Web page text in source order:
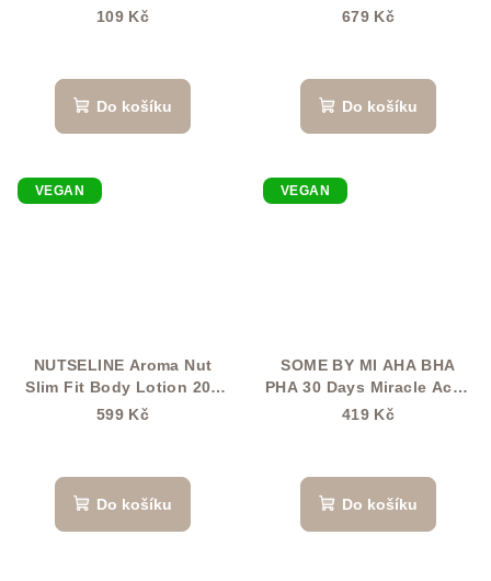
Butter
109 Kč
Do košíku
679 Kč
Do košíku
VEGAN
NUTSELINE Aroma Nut
Slim Fit Body Lotion 200
ml
599 Kč
Do košíku
VEGAN
SOME BY MI AHA BHA
PHA 30 Days Miracle Acne
Clear Body Cleanser 400
419 Kč
Do košíku